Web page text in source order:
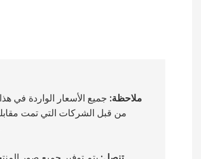
ملاحظة: جميع الأسعار الواردة في